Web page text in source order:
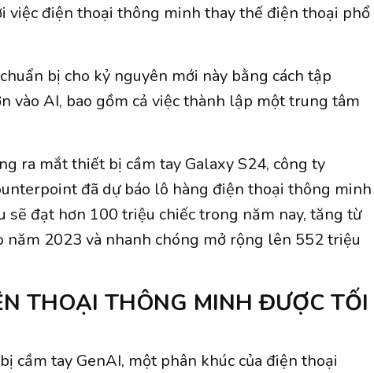
việc điện thoại thông minh thay thế điện thoại phổ
bị cho kỷ nguyên mới này bằng cách tập
vào AI, bao gồm cả việc thành lập một trung tâm
ra mắt thiết bị cầm tay Galaxy S24, công ty
đã dự báo lô hàng điện thoại thông minh
sẽ đạt hơn 100 triệu chiếc trong năm nay, tăng từ
năm 2023 và nhanh chóng mở rộng lên 552 triệu
THOẠI THÔNG MINH ĐƯỢC TỐI
cầm tay GenAI, một phân khúc của điện thoại